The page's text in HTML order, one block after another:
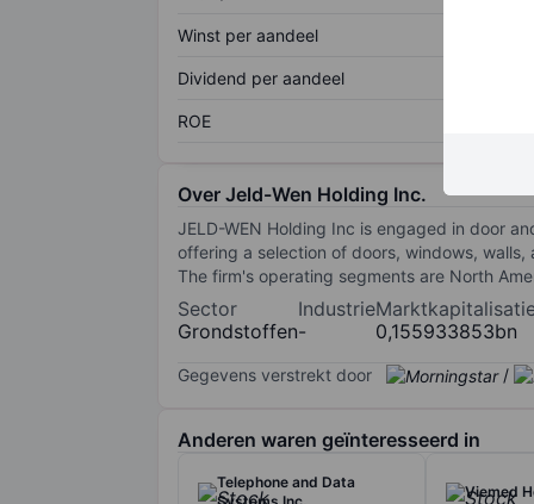
Winst per aandeel
Dividend per aandeel
ROE
Over Jeld-Wen Holding Inc.
JELD-WEN Holding Inc is engaged in door
offering a selection of doors, windows,
The firm's operating segments are North
Sector
Grondstoffen
Industrie
-
0,155933853bn
Gegevens verstrekt door /
Anderen waren geïnteresseerd in
Telephone and Data
Viemed